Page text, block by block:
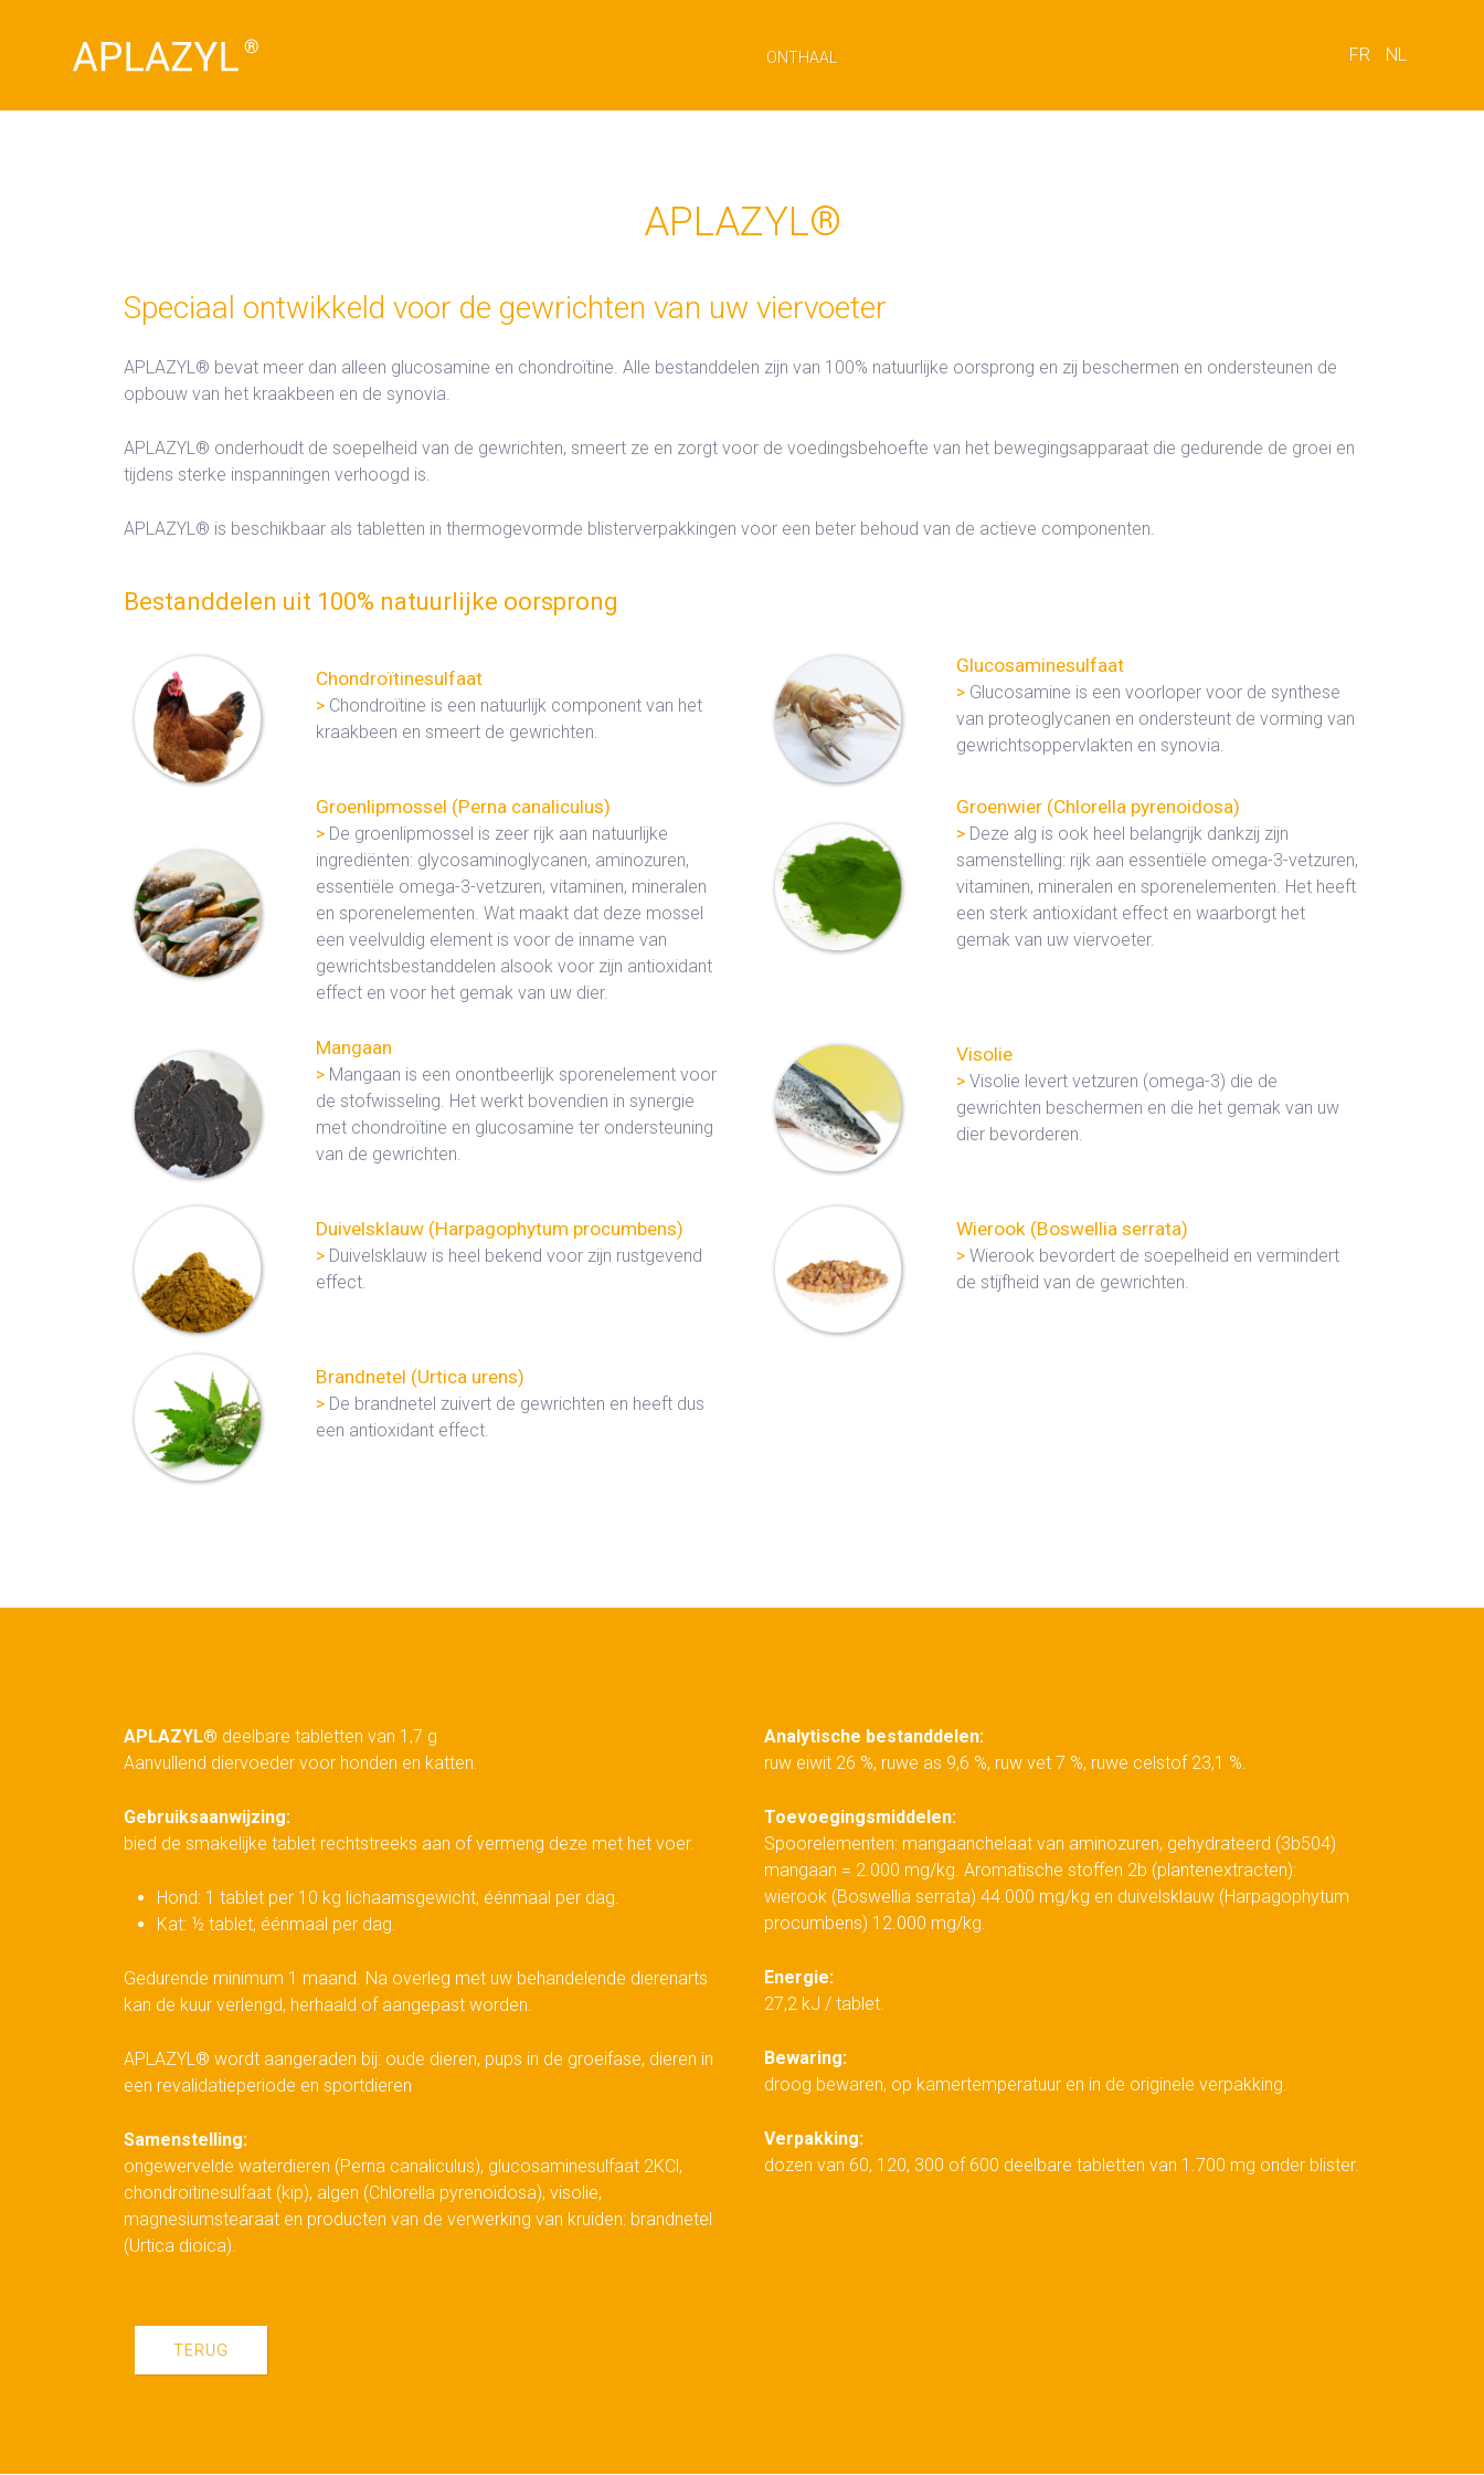
ONTHAAL FR NL
APLAZYL®
Speciaal ontwikkeld voor de gewrichten van uw viervoeter
APLAZYL® bevat meer dan alleen glucosamine en chondroïtine. Alle bestanddelen zijn van 100% natuurlijke oorsprong en zij beschermen en ondersteunen de
opbouw van het kraakbeen en de synovia.
APLAZYL® onderhoudt de soepelheid van de gewrichten, smeert ze en zorgt voor de voedingsbehoefte van het bewegingsapparaat die gedurende de groei en
tijdens sterke inspanningen verhoogd is.
APLAZYL® is beschikbaar als tabletten in thermogevormde blisterverpakkingen voor een beter behoud van de actieve componenten.
Bestanddelen uit 100% natuurlijke oorsprong
Chondroïtinesulfaat
> Chondroïtine is een natuurlijk component van het
kraakbeen en smeert de gewrichten.
Glucosaminesulfaat
> Glucosamine is een voorloper voor de synthese
van proteoglycanen en ondersteunt de vorming van
gewrichtsoppervlakten en synovia.
Groenlipmossel (Perna canaliculus)
> De groenlipmossel is zeer rijk aan natuurlijke
ingrediënten: glycosaminoglycanen, aminozuren,
essentiële omega-3-vetzuren, vitaminen, mineralen
en sporenelementen. Wat maakt dat deze mossel
een veelvuldig element is voor de inname van
gewrichtsbestanddelen alsook voor zijn antioxidant
effect en voor het gemak van uw dier.
Groenwier (Chlorella pyrenoidosa)
> Deze alg is ook heel belangrijk dankzij zijn
samenstelling: rijk aan essentiële omega-3-vetzuren,
vitaminen, mineralen en sporenelementen. Het heeft
een sterk antioxidant effect en waarborgt het
gemak van uw viervoeter.
Mangaan
> Mangaan is een onontbeerlijk sporenelement voor
de stofwisseling. Het werkt bovendien in synergie
met chondroïtine en glucosamine ter ondersteuning
van de gewrichten.
Visolie
> Visolie levert vetzuren (omega-3) die de
gewrichten beschermen en die het gemak van uw
dier bevorderen.
Duivelsklauw (Harpagophytum procumbens)
> Duivelsklauw is heel bekend voor zijn rustgevend
effect.
Wierook (Boswellia serrata)
> Wierook bevordert de soepelheid en vermindert
de stijfheid van de gewrichten.
Brandnetel (Urtica urens)
> De brandnetel zuivert de gewrichten en heeft dus
een antioxidant effect.
APLAZYL® deelbare tabletten van 1,7 g
Aanvullend diervoeder voor honden en katten.
Gebruiksaanwijzing:
bied de smakelijke tablet rechtstreeks aan of vermeng deze met het voer.
Hond: 1 tablet per 10 kg lichaamsgewicht, éénmaal per dag.
Kat: ½ tablet, éénmaal per dag.
Gedurende minimum 1 maand. Na overleg met uw behandelende dierenarts
kan de kuur verlengd, herhaald of aangepast worden.
APLAZYL® wordt aangeraden bij: oude dieren, pups in de groeifase, dieren in
een revalidatieperiode en sportdieren
Samenstelling:
ongewervelde waterdieren (Perna canaliculus), glucosaminesulfaat 2KCl,
chondroïtinesulfaat (kip), algen (Chlorella pyrenoïdosa), visolie,
magnesiumstearaat en producten van de verwerking van kruiden: brandnetel
(Urtica dioica).
Analytische bestanddelen:
ruw eiwit 26 %, ruwe as 9,6 %, ruw vet 7 %, ruwe celstof 23,1 %.
Toevoegingsmiddelen:
Spoorelementen: mangaanchelaat van aminozuren, gehydrateerd (3b504)
mangaan = 2.000 mg/kg. Aromatische stoffen 2b (plantenextracten):
wierook (Boswellia serrata) 44.000 mg/kg en duivelsklauw (Harpagophytum
procumbens) 12.000 mg/kg.
Energie:
27,2 kJ / tablet.
Bewaring:
droog bewaren, op kamertemperatuur en in de originele verpakking.
Verpakking:
dozen van 60, 120, 300 of 600 deelbare tabletten van 1.700 mg onder blister.
TERUG